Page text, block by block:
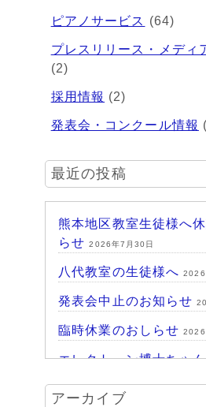
ピアノサービス (64)
プレスリリース・メディ
(2)
採用情報 (2)
発表会・コンクール情報
最近の投稿
熊本地区教室生徒様へ
らせ 2026年7月30日
八代教室の生徒様へ 2026
発表会中止のお知らせ
臨時休業のおしらせ 2026
エレクトーン博士ちゃ
探求講座』
アーカイブ